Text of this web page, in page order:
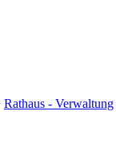
Rathaus - Verwaltung